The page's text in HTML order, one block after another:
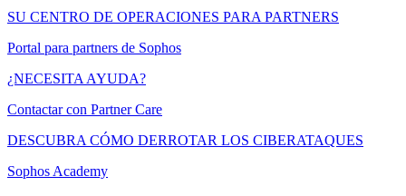
SU CENTRO DE OPERACIONES PARA PARTNERS
Portal para partners de Sophos
¿NECESITA AYUDA?
Contactar con Partner Care
DESCUBRA CÓMO DERROTAR LOS CIBERATAQUES
Sophos Academy